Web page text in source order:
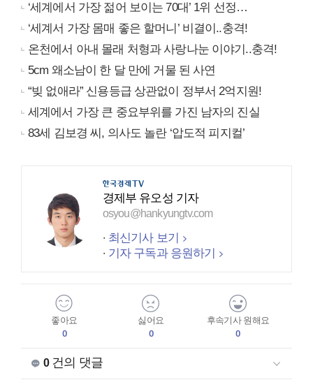
‘세계에서 가장 젊어 보이는 70대’ 1위 선정…
‘세계서 가장 몸매 좋은 할머니’ 비결이..충격!
온천에서 아내 몰래 처형과 사랑나눈 이야기..충격!
5cm 왜소남이 한 달 만에 거물 된 사연
“빚 없애라” 신용등급 상관없이 정부서 2억지원!
세계에서 가장 큰 중요부위를 가진 남자의 진실
83세 김보경 씨, 의사도 놀란 ‘압도적 피지컬’
경제부 유오성 기자
osyou@hankyungtv.com
최신기사 보기
기자 구독과 응원하기
좋아요
0
싫어요
0
후속기사 원해요
0
0건의 댓글